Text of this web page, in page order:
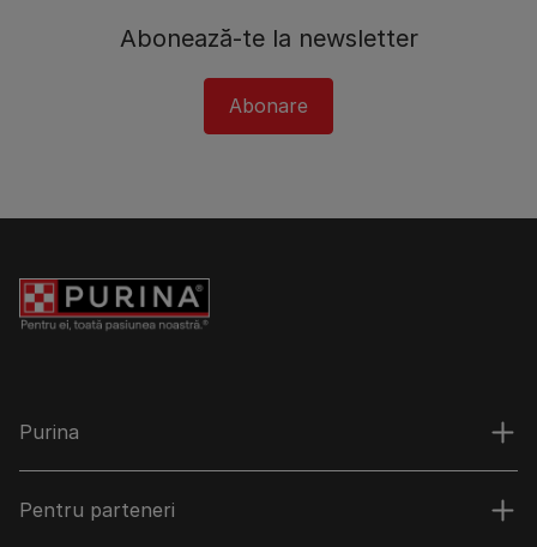
Abonează-te la newsletter
Abonare
Purina
Pentru parteneri